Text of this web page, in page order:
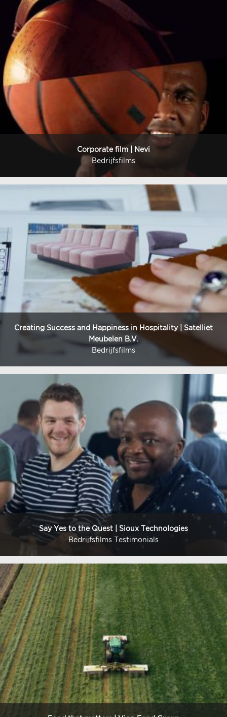
Corporate film | Nevi
Bedrijfsfilms
Creating Success and Happiness in Hospitality | Satelliet
Meubelen B.V.
Bedrijfsfilms
Say Yes to the Quest | Sioux Technologies
Bedrijfsfilms Testimonials